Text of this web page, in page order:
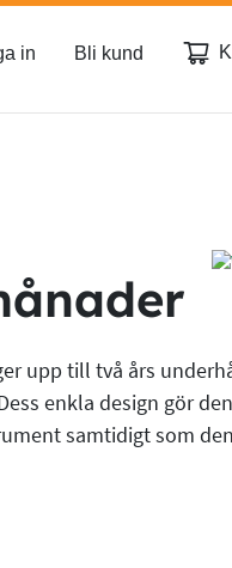
in Bli kund
upp till två års
enkla design gör
samtidigt som